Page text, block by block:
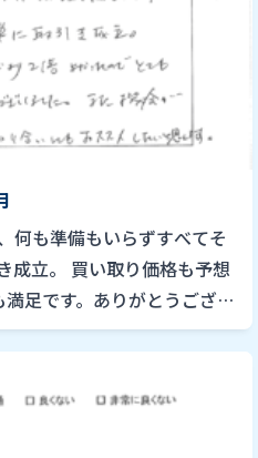
何も準備もいらずすべてそ
成立。 買い取り価格も予想
足です。ありがとうござい
利用します。知り合いにも